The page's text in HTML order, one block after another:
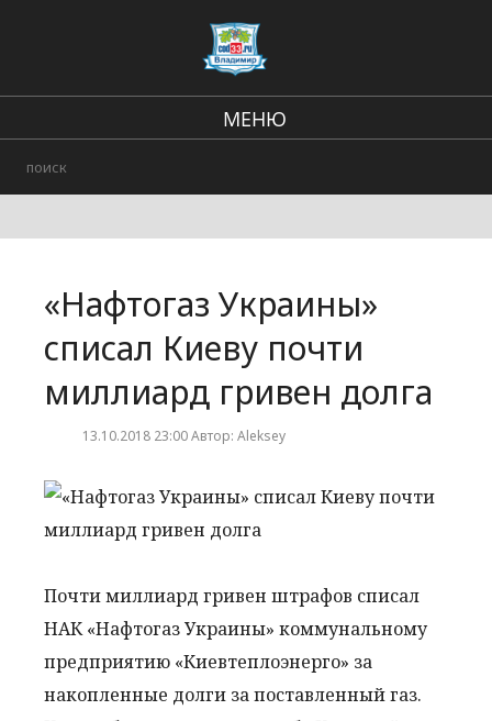
МЕНЮ
Городские события
«Нафтогаз Украины»
списал Киеву почти
миллиард гривен долга
13.10.2018 23:00 Автор: Aleksey
Почти миллиард гривен штрафов списал
НАК «Нафтогаз Украины» коммунальному
предприятию «Киевтеплоэнерго» за
накопленные долги за поставленный газ.